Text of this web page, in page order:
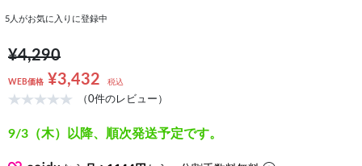
5 人がお気に入りに登録中
¥4,290
WEB価格 ¥3,432 税込
（0件のレビュー）
9/3（木）以降、順次発送予定です。